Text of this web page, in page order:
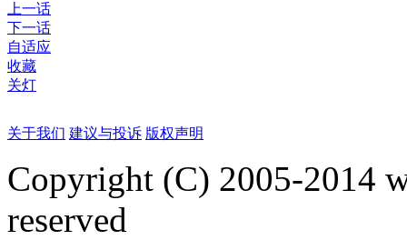
上一话
下一话
自适应
收藏
关灯
关于我们 建议与投诉 版权声明
Copyright (C) 2005-2014
reserved